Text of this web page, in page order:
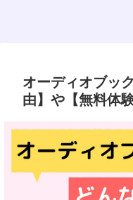
オーディオブッ
由】や【無料体